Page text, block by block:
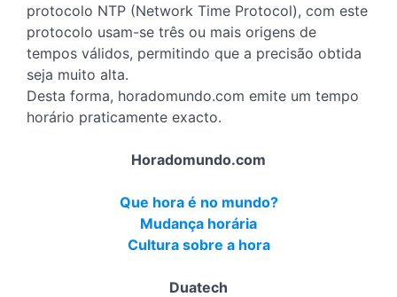
protocolo NTP (Network Time Protocol), com este
protocolo usam-se três ou mais origens de
tempos válidos, permitindo que a precisão obtida
seja muito alta.
Desta forma, horadomundo.com emite um tempo
horário praticamente exacto.
Horadomundo.com
Que hora é no mundo?
Mudança horária
Cultura sobre a hora
Duatech